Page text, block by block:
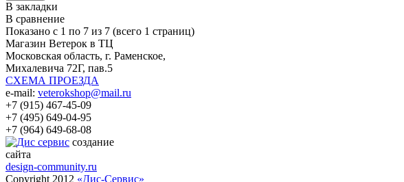
В закладки
В сравнение
Показано с 1 по 7 из 7 (всего 1 страниц)
Магазин Ветерок в ТЦ
Московская область, г. Раменское,
Михалевича 72Г, пав.5
СХЕМА ПРОЕЗДА
e-mail: veterokshop@mail.ru
+7 (915) 467-45-09
+7 (495) 649-04-95
+7 (964) 649-68-08
создание
сайта
design-community.ru
Copyright 2012 «Дис-Сервис»